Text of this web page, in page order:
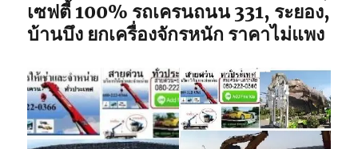
เซฟตี้ 100% รถเครนถนน 331, ระยอง,
บ้านบึง ยกเครื่องจักรหนัก ราคาไม่แพง